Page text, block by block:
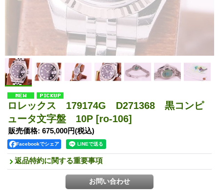
ロレックス 179174G D271368 黒コンピ
ュータ文字盤 10P [ro-106]
販売価格: 675,000円(税込)
Facebookでシェア
返品特約に関する重要事項